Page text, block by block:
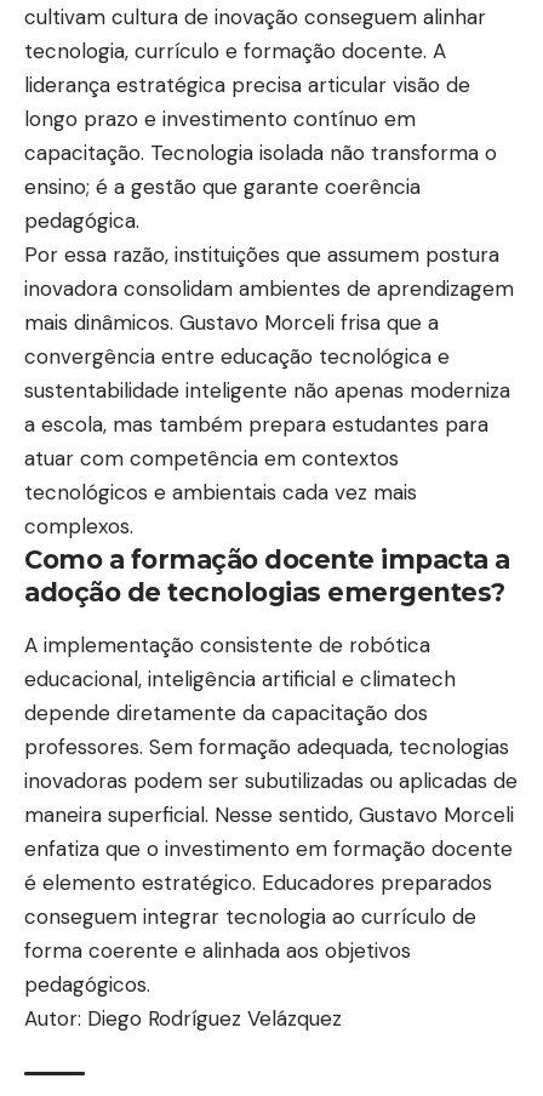
cultivam cultura de inovação conseguem alinhar
tecnologia, currículo e formação docente. A
liderança estratégica precisa articular visão de
longo prazo e investimento contínuo em
capacitação. Tecnologia isolada não transforma o
ensino; é a gestão que garante coerência
pedagógica.
Por essa razão, instituições que assumem postura
inovadora consolidam ambientes de aprendizagem
mais dinâmicos. Gustavo Morceli frisa que a
convergência entre educação tecnológica e
sustentabilidade inteligente não apenas moderniza
a escola, mas também prepara estudantes para
atuar com competência em contextos
tecnológicos e ambientais cada vez mais
complexos.
Como a formação docente impacta a
adoção de tecnologias emergentes?
A implementação consistente de robótica
educacional, inteligência artificial e climatech
depende diretamente da capacitação dos
professores. Sem formação adequada, tecnologias
inovadoras podem ser subutilizadas ou aplicadas de
maneira superficial. Nesse sentido, Gustavo Morceli
enfatiza que o investimento em formação docente
é elemento estratégico. Educadores preparados
conseguem integrar tecnologia ao currículo de
forma coerente e alinhada aos objetivos
pedagógicos.
Autor: Diego Rodríguez Velázquez
retrabalho consome energia mental que poderia
estar dedicada à análise e à tomada de decisão.
Descubra como a multitarefa impacta o desempenho do
cérebro e por que evitá-la pode ser essencial, de acordo com
Multitarefa, estresse e reatividade
emocional
Na interpretação de Alexandre Costa Pedrosa, a
multitarefa também tem efeito emocional porque
mantém o organismo em estado de alerta. Quando
a sensação de urgência se espalha pela rotina.
Ainda assim, urgência prolongada reduz tolerância
a frustrações, aumenta irritabilidade e favorece
respostas impulsivas, principalmente ao fim do dia.
Em contrapartida, quando o foco é protegido, o
humor tende a ficar mais estável. A mente deixa de
ser puxada em várias direções e passa a operar
com sequência, o que diminui a tensão interna. O
estresse cotidiano não depende apenas do volume
de tarefas, ele depende de como o dia é
fragmentado e de quantas interrupções exigem
decisão imediata.
Estratégias para reduzir alternância e